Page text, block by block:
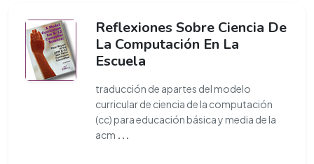
Reflexiones Sobre Ciencia De
La Computación En La
Escuela
traducción de apartes del modelo
curricular de ciencia de la computación
(cc) para educación básica y media de la
acm ...